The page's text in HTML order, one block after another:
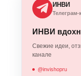
ИНВИ
Телеграм-
ИНВИ
Свежие идеи,
канале
@invishopru